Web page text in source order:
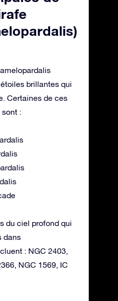
brillantes qui
Certaines de ces
:
du ciel profond qui
dans
: NGC 2403,
NGC 1569, IC